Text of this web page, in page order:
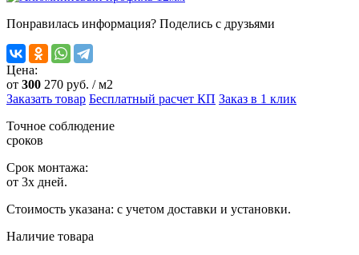
Понравилась информация? Поделись с друзьями
Цена:
от 300 270 руб. / м2
Заказать товар Бесплатный расчет КП Заказ в 1 клик
Точное соблюдение
сроков
Срок монтажа:
от 3х дней.
Стоимость указана: с учетом доставки и установки.
Наличие товара